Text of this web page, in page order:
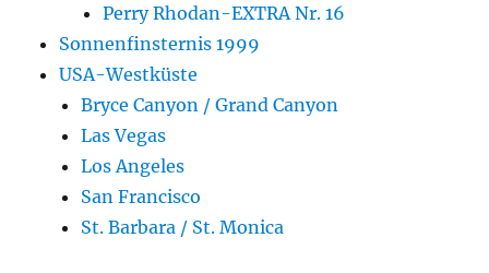
Perry Rhodan-EXTRA Nr. 16
Sonnenfinsternis 1999
USA-Westküste
Bryce Canyon / Grand Canyon
Las Vegas
Los Angeles
San Francisco
St. Barbara / St. Monica